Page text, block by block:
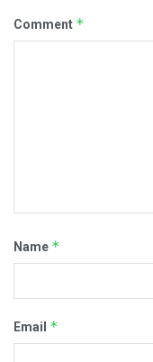
Comment *
Name *
Email *